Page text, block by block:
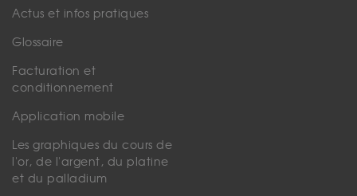
Actus et infos pratiques
Glossaire
Facturation et
conditionnement
Application mobile
Les graphiques du cours de
l'or, de l'argent, du platine
et du palladium